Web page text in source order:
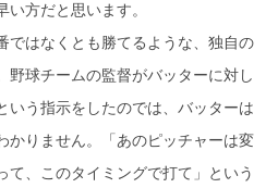
方だと思います。
ではなくとも勝てるような、独自の
野球チームの監督がバッターに対し
いう指示をしたのでは、バッターは
かりません。「あのピッチャーは変
て、このタイミングで打て」という